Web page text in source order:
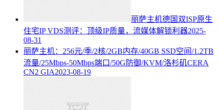
丽萨主机德国双ISP原生
住宅IP VDS测评：顶级IP质量，流媒体解锁利器2025-
08-31
丽萨主机：256元/季/2核/2GB内存/40GB SSD空间/1.2TB
流量/25Mbps-50Mbps端口/50G防御/KVM/洛杉矶CERA
CN2 GIA2023-08-19